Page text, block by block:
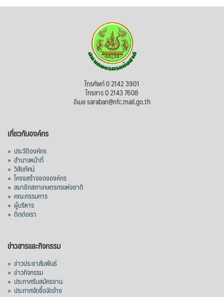
โทรศัพท์ 0 2142 3901
โทรสาร 0 2143 7608
อีเมล saraban@nfc.mail.go.th
เกี่ยวกับองค์กร
» ประวัติองค์กร
» อำนาจหน้าที่
» วิสัยทัศน์
» โครงสร้างขององค์กร
» สมาชิกสภาเกษตรกรแห่งชาติ
» คณะกรรมการ
» ผู้บริหาร
» ติดต่อเรา
ข่าวสารและกิจกรรม
» ข่าวประชาสัมพันธ์
» ข่าวกิจกรรม
» ประกาศรับสมัครงาน
» ประกาศจัดซื้อจัดจ้าง